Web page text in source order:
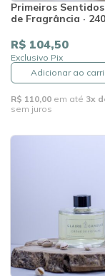
Primeiros
de Fragrância ·
R$ 104,50
Exclusivo Pix
Adicionar ao
R$ 110,00 em até 3x
sem juros